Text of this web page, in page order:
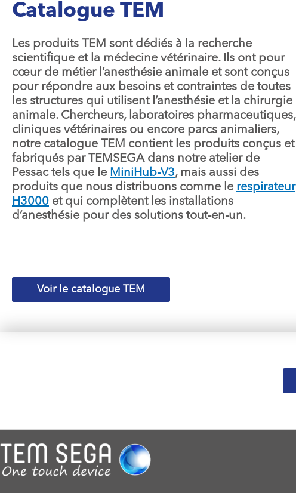
Catalogue TEM
Les produits TEM sont dédiés à la recherche
scientifique et la médecine vétérinaire. Ils ont pour
cœur de métier l’anesthésie animale et sont conçus
pour répondre aux besoins et contraintes de toutes
les structures qui utilisent l’anesthésie et la chirurgie
animale. Chercheurs, laboratoires pharmaceutiques,
cliniques vétérinaires ou encore parcs animaliers,
notre catalogue TEM contient les produits conçus et
fabriqués par TEMSEGA dans notre atelier de
Pessac tels que le MiniHub-V3, mais aussi des
produits que nous distribuons comme le respirateur
H3000 et qui complètent les installations
d’anesthésie pour des solutions tout-en-un.
Voir le catalogue TEM